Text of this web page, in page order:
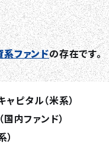
系ファンドの存在です。
ピタル（米系）
内ファンド）